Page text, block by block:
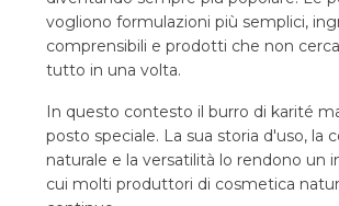
vogliono formulazioni più semplici,
comprensibili e prodotti che non
tutto in una volta.
In questo contesto il burro di karité
posto speciale. La sua storia d'uso, la
naturale e la versatilità lo rendono un
cui molti produttori di cosmetica